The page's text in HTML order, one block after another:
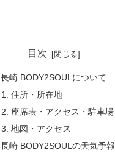
目次
長崎 BODY2SOULについて
住所・所在地
座席表・アクセス・駐車場
地図・アクセス
長崎 BODY2SOULの天気予報